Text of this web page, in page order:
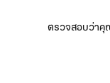
ตรวจสอบว่าคุ